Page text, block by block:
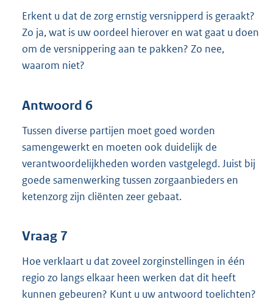
Erkent u dat de zorg ernstig versnipperd is geraakt?
Zo ja, wat is uw oordeel hierover en wat gaat u doen
om de versnippering aan te pakken? Zo nee,
waarom niet?
Antwoord 6
Tussen diverse partijen moet goed worden
samengewerkt en moeten ook duidelijk de
verantwoordelijkheden worden vastgelegd. Juist bij
goede samenwerking tussen zorgaanbieders en
ketenzorg zijn cliënten zeer gebaat.
Vraag 7
Hoe verklaart u dat zoveel zorginstellingen in één
regio zo langs elkaar heen werken dat dit heeft
kunnen gebeuren? Kunt u uw antwoord toelichten?